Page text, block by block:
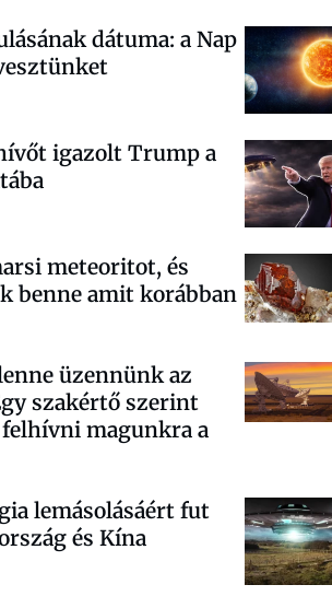
dátuma: a Nap
igazolt Trump a
meteoritot, és
benne amit korábban
üzennünk az
szakértő szerint
magunkra a
lemásolásáért fut
és Kína